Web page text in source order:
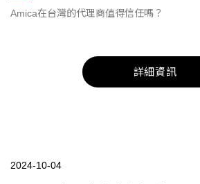
Amica在台灣的代理商值得信任嗎？
詳細資訊
2024-10-04